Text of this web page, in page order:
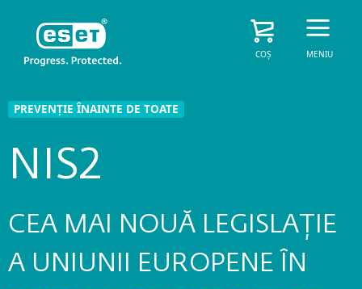
COȘ MENIU
PREVENȚIE ÎNAINTE DE TOATE
NIS2
CEA MAI NOUĂ LEGISLAȚIE
A UNIUNII EUROPENE ÎN